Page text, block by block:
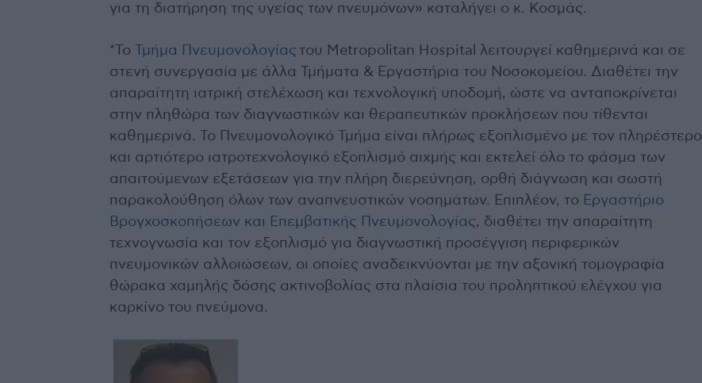
για τη διατήρηση της υγείας των πνευμόνων» καταλήγει ο κ. Κοσμάς.
*Το Τμήμα Πνευμονολογίας του Metropolitan Hospital λειτουργεί καθημερινά και σε
στενή συνεργασία με άλλα Τμήματα & Εργαστήρια του Νοσοκομείου. Διαθέτει την
απαραίτητη ιατρική στελέχωση και τεχνολογική υποδομή, ώστε να ανταποκρίνεται
στην πληθώρα των διαγνωστικών και θεραπευτικών προκλήσεων που τίθενται
καθημερινά. Το Πνευμονολογικό Τμήμα είναι πλήρως εξοπλισμένο με τον πληρέστερο
και αρτιότερο ιατροτεχνολογικό εξοπλισμό αιχμής και εκτελεί όλο το φάσμα των
απαιτούμενων εξετάσεων για την πλήρη διερεύνηση, ορθή διάγνωση και σωστή
παρακολούθηση όλων των αναπνευστικών νοσημάτων. Επιπλέον, το Εργαστήριο
Βρογχοσκοπήσεων και Επεμβατικής Πνευμονολογίας, διαθέτει την απαραίτητη
τεχνογνωσία και τον εξοπλισμό για διαγνωστική προσέγγιση περιφερικών
πνευμονικών αλλοιώσεων, οι οποίες αναδεικνύονται με την αξονική τομογραφία
θώρακα χαμηλής δόσης ακτινοβολίας στα πλαίσια του προληπτικού ελέγχου για
καρκίνο του πνεύμονα.